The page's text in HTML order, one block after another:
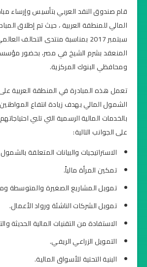
قام صندوق النقد العربي بتأسيس وإرساء
سبتمبر 2017 بمناسبة منتدى التحالف
المنعقد بشرم الشيخ في مصر، بحضور
ومحافظي البنوك المركزية.
تعمل هذه المبادرة في المنطقة العربية
الشمول المالي بهدف زيادة انتفاع
بالخدمات المالية الرسمية التي تلبي
على الجوانب التالية:
الاستراتيجيات والبيانات المتعلقة
تمكين المرأة مالياً.
تمويل المشاريع الصغيرة والمتوسطة
تمويل الشركات الناشئة ورواد الأعمال.
الاستفادة من التقنيات المالية الحديثة
التمويل الزراعي الريفي.
البنية التحتية للأسواق المالية.